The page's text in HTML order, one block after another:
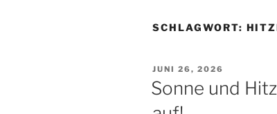
SCHLAGWORT:
VERÖFFENTLICHT
AM
JUNI 26, 2026
Sonne und